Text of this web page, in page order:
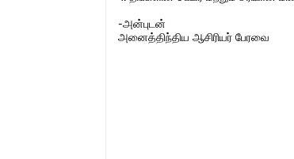
-அன்புடன்
அனைத்திந்திய ஆசிரியர் பேரவை